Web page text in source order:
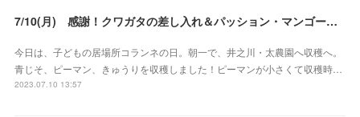
7/10(月) 感謝！クワガタの差し入れ＆パッション・マンゴーの差し入れ
今日は、子どもの居場所コランネの日。朝一で、井之川・太農園へ収穫へ。
青じそ、ピーマン、きゅうりを収穫しました！ピーマンが小さくて収穫時…
2023.07.10 13:57